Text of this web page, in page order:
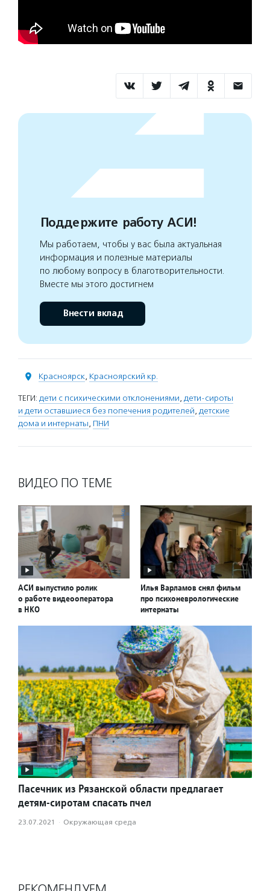
Поддержите работу АСИ!
Мы работаем, чтобы у вас была актуальная
информация и полезные материалы
по любому вопросу в благотворительности.
Вместе мы этого достигнем
Внести вклад
Красноярск, Красноярский кр.
ТЕГИ: дети с психическими отклонениями, дети-сироты
и дети оставшиеся без попечения родителей, детские
дома и интернаты, ПНИ
ВИДЕО ПО ТЕМЕ
АСИ выпустило ролик
о работе видеооператора
в НКО
Илья Варламов снял фильм
про психоневрологические
интернаты
Пасечник из Рязанской области предлагает
детям-сиротам спасать пчел
23.07.2021 · Окружающая среда